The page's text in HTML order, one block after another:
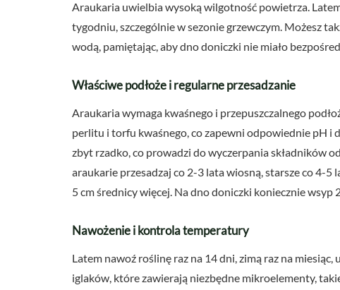
Araukaria uwielbia wysoką wilgotność powietrza.
tygodniu, szczególnie w sezonie grzewczym. Możesz
wodą, pamiętając, aby dno doniczki nie miało
Właściwe podłoże i regularne przesadzanie
Araukaria wymaga kwaśnego i przepuszczalnego
perlitu i torfu kwaśnego, co zapewni odpowiednie pH i
zbyt rzadko, co prowadzi do wyczerpania składników
araukarie przesadzaj co 2-3 lata wiosną, starsze co 4-5
5 cm średnicy więcej. Na dno doniczki koniecznie wsyp
Nawożenie i kontrola temperatury
Latem nawoź roślinę raz na 14 dni, zimą raz na
iglaków, które zawierają niezbędne mikroelementy,